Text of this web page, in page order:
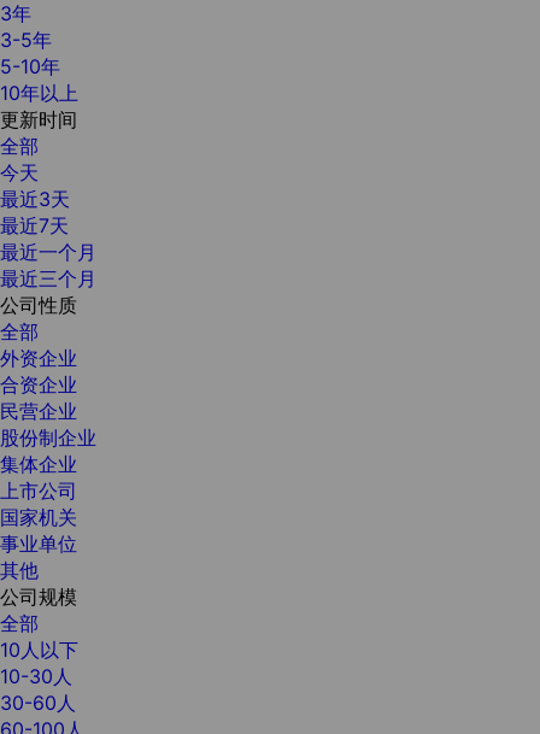
3年
3-5年
5-10年
10年以上
更新时间
全部
今天
最近3天
最近7天
最近一个月
最近三个月
公司性质
全部
外资企业
合资企业
民营企业
股份制企业
集体企业
上市公司
国家机关
事业单位
其他
公司规模
全部
10人以下
10-30人
30-60人